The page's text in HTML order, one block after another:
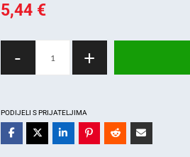
5,44 €
-
LED
6400K
160lm
fi-
+
PODIJELI S PRIJATELJIMA